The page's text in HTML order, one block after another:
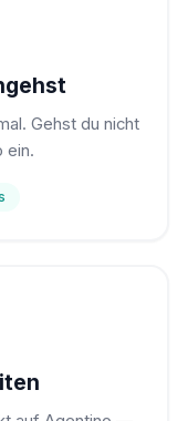
Gehst du nicht
ein.